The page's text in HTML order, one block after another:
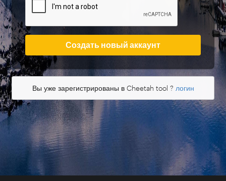
Создать новый аккаунт
Вы уже зарегистрированы в Cheetah tool ? логин